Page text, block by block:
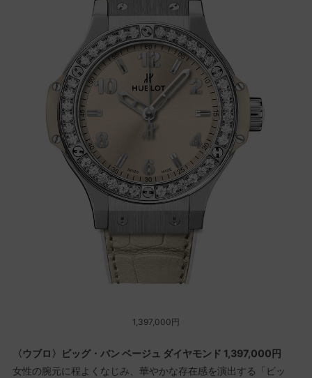
1,397,000円
〈ウブロ〉ビッグ・バン ベージュ ダイヤモンド 1,397,000円
女性の腕元に程よくなじみ、華やかな存在感を演出する「ビッ